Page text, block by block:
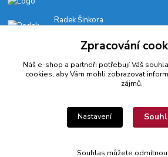
Radek Šinkora
E-SHOP: Po-Pá, 8-17 hod.
cyklobikesport@seznam.cz
© 2022 CykloBikeSport ||| Created by
Zpracování
Náš e-shop a partneři potřebují Váš
cookies, aby Vám mohli zobrazovat
zájmů.
Nastavení
Souhlas můžete